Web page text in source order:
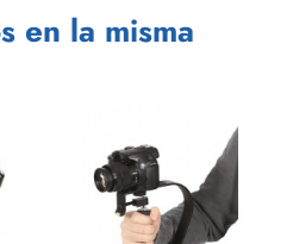
en la misma